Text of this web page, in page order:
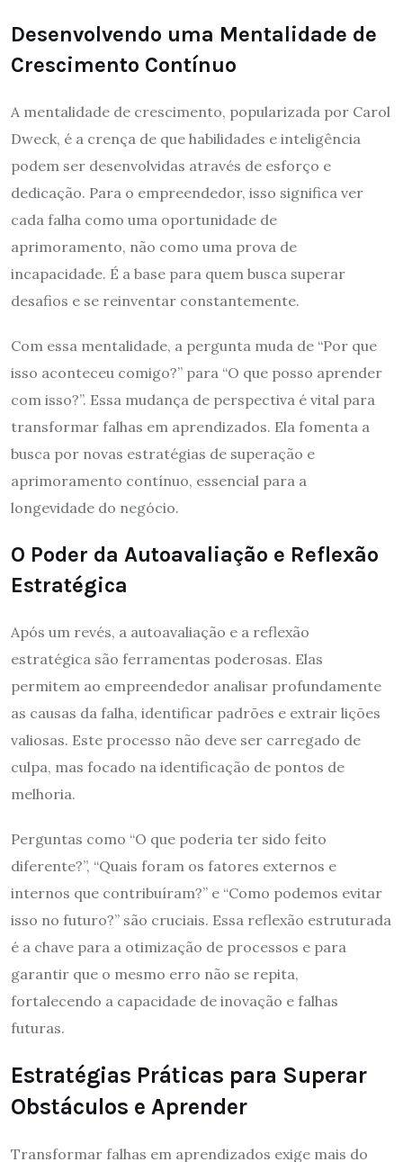
Desenvolvendo uma Mentalidade de
Crescimento Contínuo
A mentalidade de crescimento, popularizada por Carol
Dweck, é a crença de que habilidades e inteligência
podem ser desenvolvidas através de esforço e
dedicação. Para o empreendedor, isso significa ver
cada falha como uma oportunidade de
aprimoramento, não como uma prova de
incapacidade. É a base para quem busca superar
desafios e se reinventar constantemente.
Com essa mentalidade, a pergunta muda de “Por que
isso aconteceu comigo?” para “O que posso aprender
com isso?”. Essa mudança de perspectiva é vital para
transformar falhas em aprendizados. Ela fomenta a
busca por novas estratégias de superação e
aprimoramento contínuo, essencial para a
longevidade do negócio.
O Poder da Autoavaliação e Reflexão
Estratégica
Após um revés, a autoavaliação e a reflexão
estratégica são ferramentas poderosas. Elas
permitem ao empreendedor analisar profundamente
as causas da falha, identificar padrões e extrair lições
valiosas. Este processo não deve ser carregado de
culpa, mas focado na identificação de pontos de
melhoria.
Perguntas como “O que poderia ter sido feito
diferente?”, “Quais foram os fatores externos e
internos que contribuíram?” e “Como podemos evitar
isso no futuro?” são cruciais. Essa reflexão estruturada
é a chave para a otimização de processos e para
garantir que o mesmo erro não se repita,
fortalecendo a capacidade de inovação e falhas
futuras.
Estratégias Práticas para Superar
Obstáculos e Aprender
Transformar falhas em aprendizados exige mais do